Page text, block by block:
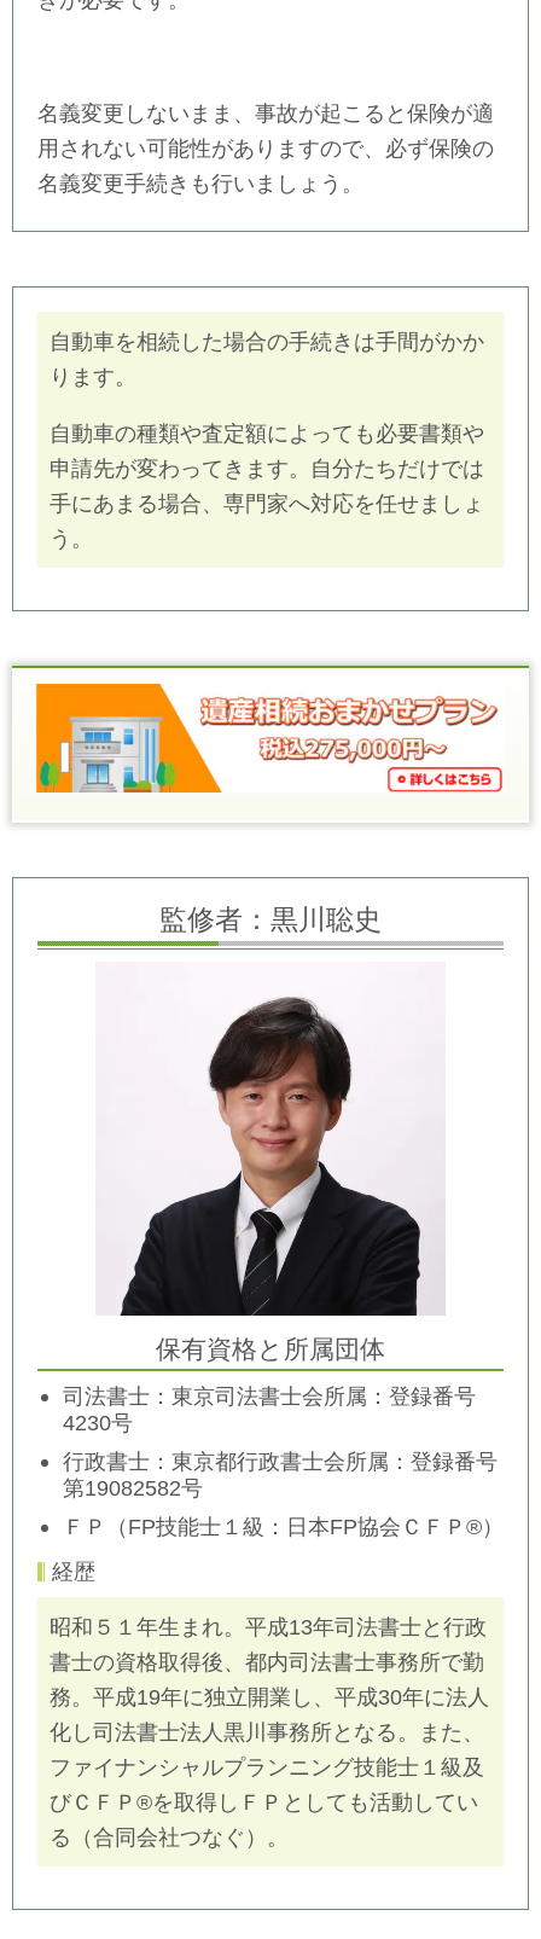
名義変更しないまま、事故が起こると保険が適
用されない可能性がありますので、必ず保険の
名義変更手続きも行いましょう。
自動車を相続した場合の手続きは手間がかか
ります。
自動車の種類や査定額によっても必要書類や
申請先が変わってきます。自分たちだけでは
手にあまる場合、専門家へ対応を任せましょ
う。
監修者：黒川聡史
保有資格と所属団体
司法書士：東京司法書士会所属：登録番号
4230号
行政書士：東京都行政書士会所属： 登録番号
第19082582号
ＦＰ（FP技能士１級：日本FP協会ＣＦＰ®）
経歴
昭和５１年生まれ。平成13年司法書士と行政
書士の資格取得後、都内司法書士事務所で勤
務。平成19年に独立開業し、平成30年に法人
化し司法書士法人黒川事務所となる。また、
ファイナンシャルプランニング技能士１級及
びＣＦＰ®を取得しＦＰとしても活動してい
る（合同会社つなぐ）。